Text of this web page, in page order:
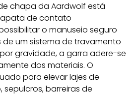
chapa da Aardwolf está
de contato
o manuseio seguro
de um sistema de travamento
gravidade, a garra adere-se
dos materiais. O
para elevar lajes de
barreiras de